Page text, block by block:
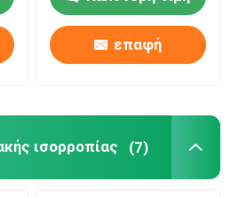
επαφή
ισορροπίας (7)